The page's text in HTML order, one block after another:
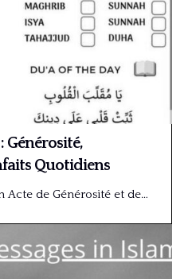
Générosité,
Quotidiens
Acte de Générosité et de…